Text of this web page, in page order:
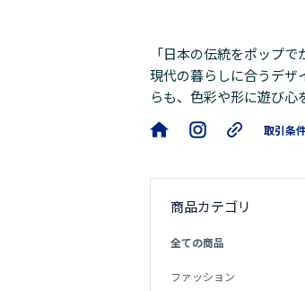
「日本の伝統をポップ
現代の暮らしに合うデザ
らも、色彩や形に遊び
ます。
取引条
商品カテゴリ
全ての商品
ファッション